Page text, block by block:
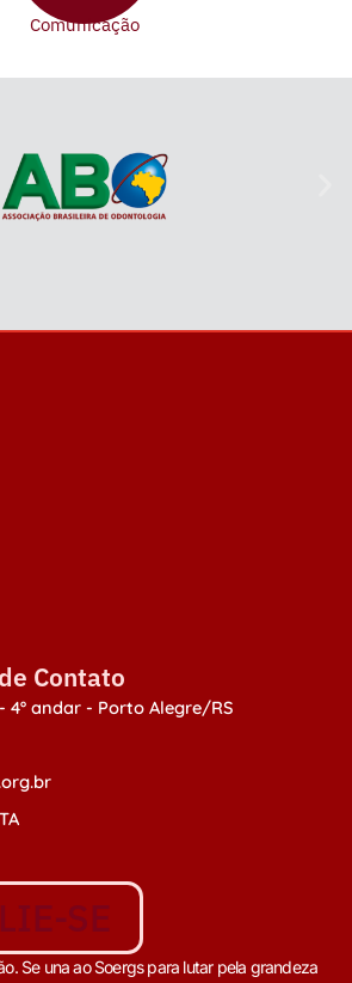
Comunicação
Contato
4º andar - Porto Alegre/RS
SE
Se una ao Soergs para lutar pela grandeza